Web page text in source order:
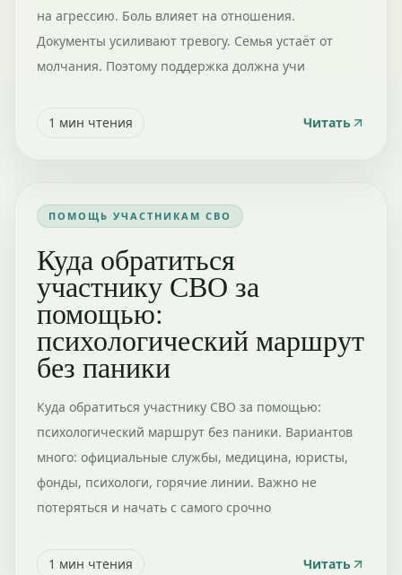
на агрессию. Боль влияет на отношения.
Документы усиливают тревогу. Семья устаёт от
молчания. Поэтому поддержка должна учи
1 мин чтения Читать
ПОМОЩЬ УЧАСТНИКАМ СВО
Куда обратиться
участнику СВО за
помощью:
психологический маршрут
без паники
Куда обратиться участнику СВО за помощью:
психологический маршрут без паники. Вариантов
много: официальные службы, медицина, юристы,
фонды, психологи, горячие линии. Важно не
потеряться и начать с самого срочно
1 мин чтения Читать